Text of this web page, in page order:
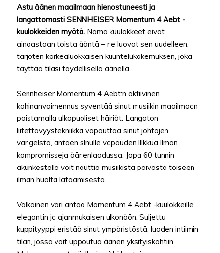
Astu äänen maailmaan hienostuneesti ja
langattomasti SENNHEISER Momentum 4 Aebt -
kuulokkeiden myötä. Nämä kuulokkeet eivät
ainoastaan toista ääntä – ne luovat sen uudelleen,
tarjoten korkealuokkaisen kuuntelukokemuksen, joka
täyttää tilasi täydellisellä äänellä.
Sennheiser Momentum 4 Aebt:n aktiivinen
kohinanvaimennus syventää sinut musiikin maailmaan
poistamalla ulkopuoliset häiriöt. Langaton
liitettävyystekniikka vapauttaa sinut johtojen
vangeista, antaen sinulle vapauden liikkua ilman
kompromisseja äänenlaadussa. Jopa 60 tunnin
akunkestolla voit nauttia musiikista päivästä toiseen
ilman huolta lataamisesta.
Valkoinen väri antaa Momentum 4 Aebt -kuulokkeille
elegantin ja ajanmukaisen ulkonäön. Suljettu
kuppityyppi eristää sinut ympäristöstä, luoden intiimin
tilan, jossa voit uppoutua äänen yksityiskohtiin.